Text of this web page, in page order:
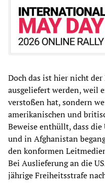
Doch das ist hier nicht
ausgeliefert werden, weil
verstoßen hat, sondern
amerikanischen und
Beweise enthüllt, dass
und in Afghanistan
den konformen
Bei Auslieferung an die
jährige Freiheitsstrafe